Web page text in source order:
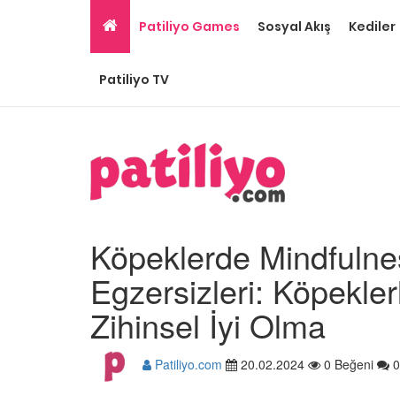
Patiliyo Games Sosyal Akış Kediler
Patiliyo TV
Köpeklerde
Egzersizleri:
Zihinsel İyi Olma
Patiliyo.com 20.02.2024 0 Beğeni
Ev Ortamına ve Yaşam
Standartlarına Uygun
Kolay 14 Evcil Hayvan